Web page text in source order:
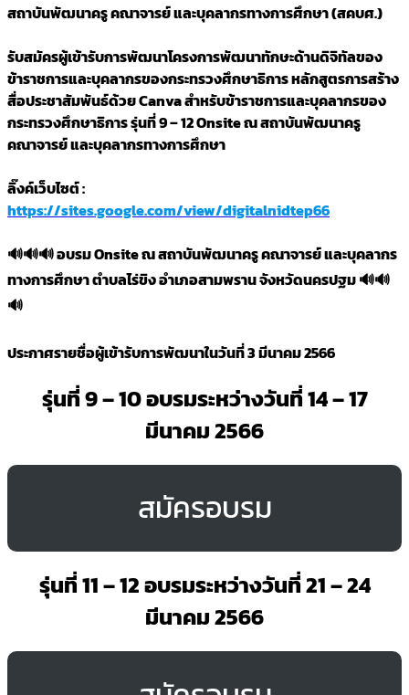
สถาบันพัฒนาครู คณาจารย์ และบุคลากรทางการศึกษา (สคบศ.)
รับสมัครผู้เข้ารับการพัฒนาโครงการพัฒนาทักษะด้านดิจิทัลของ
ข้าราชการและบุคลากรของกระทรวงศึกษาธิการ หลักสูตรการสร้าง
สื่อประชาสัมพันธ์ด้วย Canva สำหรับข้าราชการและบุคลากรของ
กระทรวงศึกษาธิการ รุ่นที่ 9 – 12 Onsite ณ สถาบันพัฒนาครู
คณาจารย์ และบุคลากรทางการศึกษา
ลิ๊งค์เว็บไซต์ :
https://sites.google.com/view/digitalnidtep66
🔊🔊🔊 อบรม Onsite ณ สถาบันพัฒนาครู คณาจารย์ และบุคลากร
ทางการศึกษา ตำบลไร่ขิง อำเภอสามพราน จังหวัดนครปฐม 🔊🔊
🔊
ประกาศรายชื่อผู้เข้ารับการพัฒนาในวันที่ 3 มีนาคม 2566
รุ่นที่ 9 – 10 อบรมระหว่างวันที่ 14 – 17
มีนาคม 2566
สมัครอบรม
รุ่นที่ 11 – 12 อบรมระหว่างวันที่ 21 – 24
มีนาคม 2566